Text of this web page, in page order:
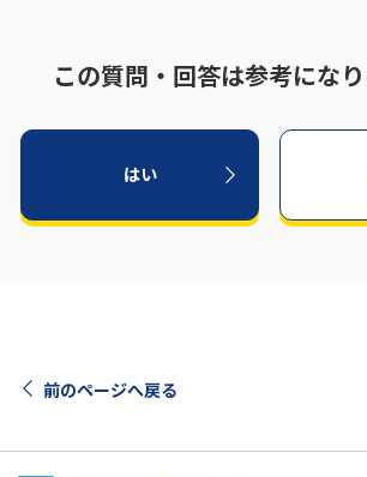
この質問・回答は参考にな
はい
前のページへ戻る